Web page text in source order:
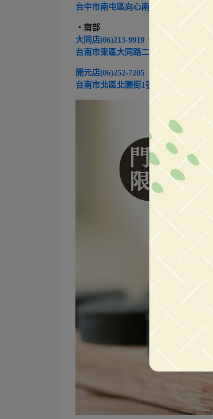
台中市南屯區向心南路943號
‧南部
大同店(06)213-9919
台南市東區大同路二段211號
開元店(06)252-7205
台南市北區北園街1號